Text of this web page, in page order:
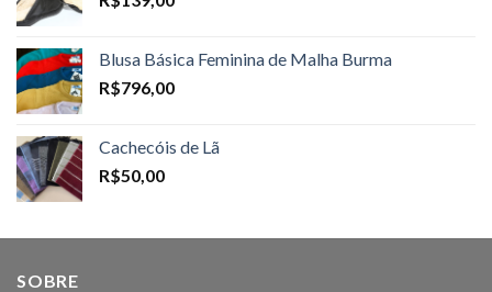
Blusa Básica Feminina de Malha Burma
R$796,00
Cachecóis de Lã
R$50,00
SOBRE